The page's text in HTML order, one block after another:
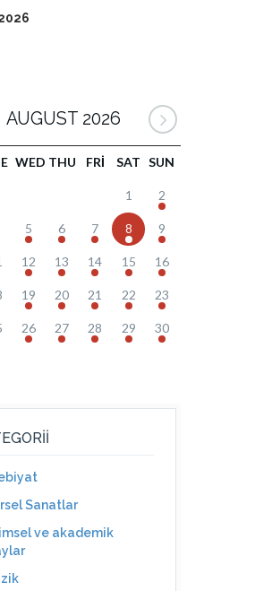
AUGUST 2026
WED THU FRI SAT SUN
1 2
5 6 7 8 9
12 13 14 15 16
19 20 21 22 23
26 27 28 29 30
Sanatlar
ve akademik